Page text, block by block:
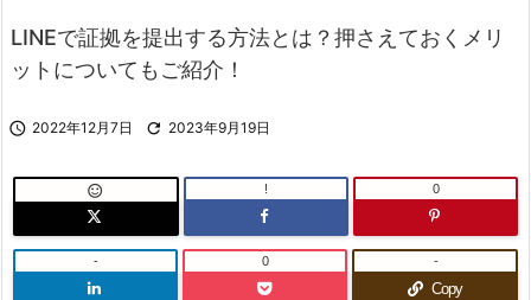
LINEで証拠を提出する方法とは？押さえておくメリ
ットについてもご紹介！
 2022年12月7日  2023年9月19日
 ! 0
- 0
Copy
-